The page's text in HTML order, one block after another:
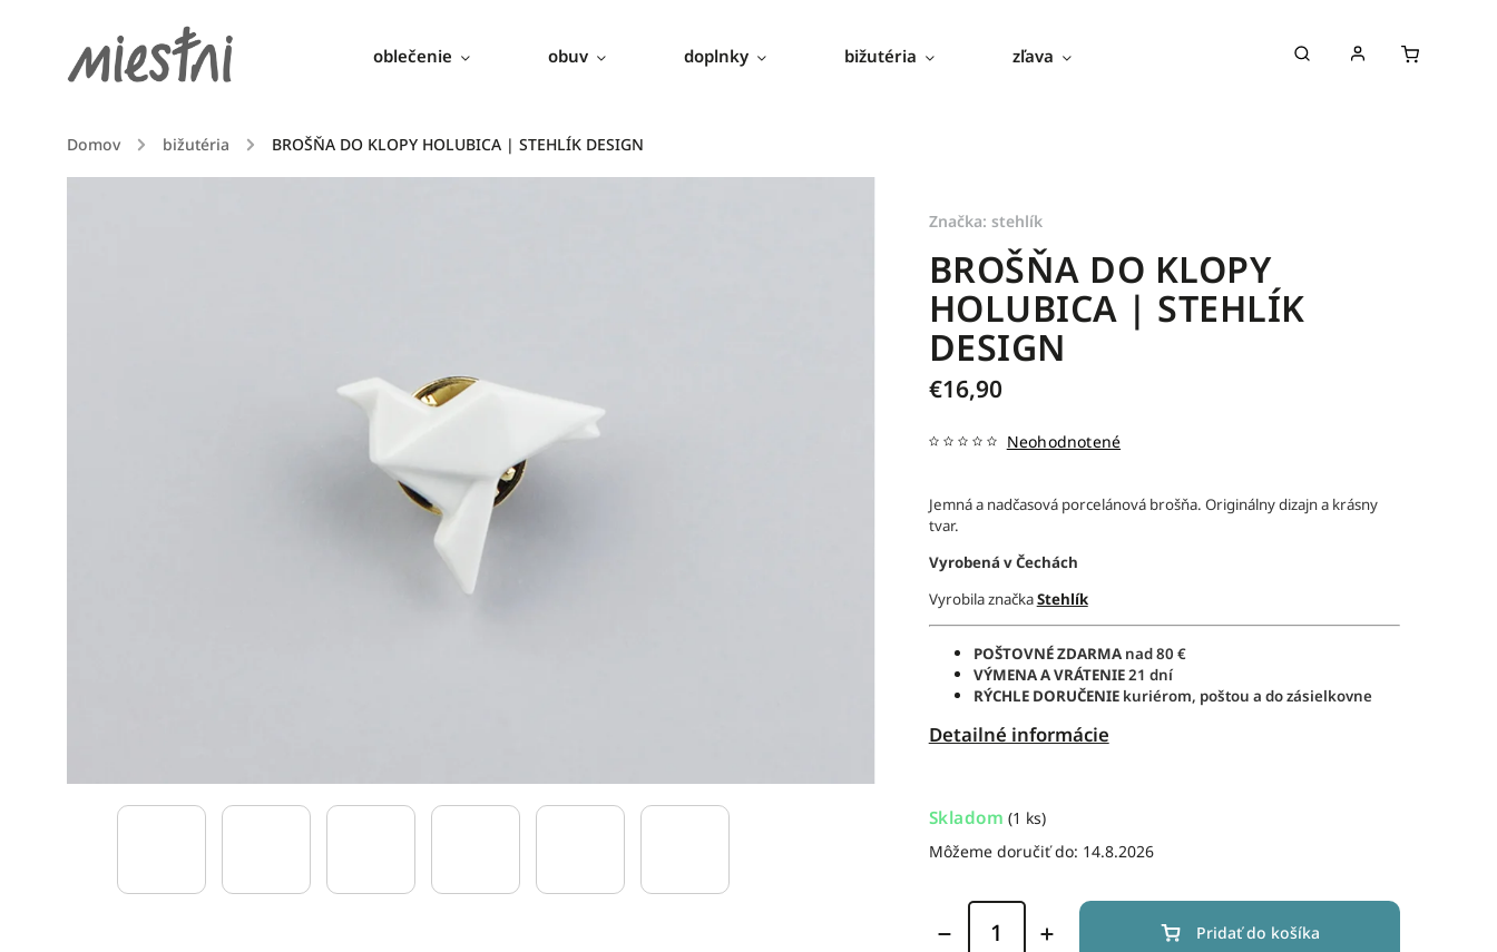
oblečenie obuv doplnky bižutéria zľava
Domov / bižutéria / BROŠŇA DO KLOPY HOLUBICA | STEHLÍK DESIGN
BROŠŇA DO KLOPY
HOLUBICA | STEHLÍK
DESIGN
€16,90
Neohodnotené
Jemná a nadčasová porcelánová brošňa. Originálny dizajn a krásny
tvar.
Vyrobená v Čechách
Vyrobila značkaStehlík
POŠTOVNÉ ZDARMA nad 80 €
VÝMENA A VRÁTENIE21 dní
RÝCHLE DORUČENIEkuriérom, poštou a do zásielkovne
Detailné informácie
Značka: stehlík
Skladom (1 ks)
Môžeme doručiť do: 14.8.2026
Pridať do košíka